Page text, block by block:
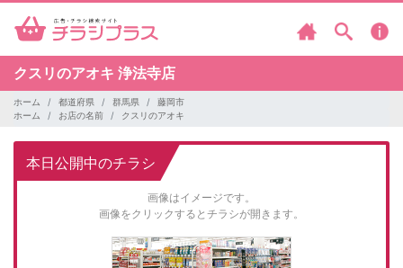
クスリのアオキ 浄法寺店
ホーム 都道府県 群馬県
藤岡市
ホーム
お店の名前 クスリのアオキ
本日公開中のチラシ
画像はイメージです。
画像をクリックするとチラシが開きます。